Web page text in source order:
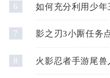
6 如何充分利用少
7 影之刃3小厮任务
8